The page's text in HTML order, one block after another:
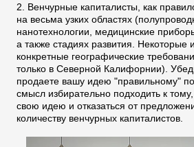
2. Венчурные капиталисты, как
на весьма узких областях
нанотехнологии, медицинские
а также стадиях развития. Некоторые
конкретные географические
только в Северной Калифорнии).
продаете вашу идею "правильному"
смысл избирательно подходить к
свою идею и отказаться от
количеству венчурных капиталистов.